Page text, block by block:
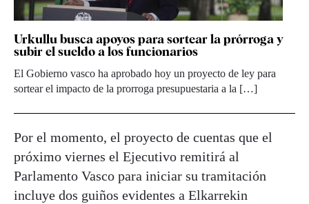
Urkullu busca apoyos para sortear la prórroga y
subir el sueldo a los funcionarios
El Gobierno vasco ha aprobado hoy un proyecto de ley para
sortear el impacto de la prorroga presupuestaria a la […]
Por el momento, el proyecto de cuentas que el
próximo viernes el Ejecutivo remitirá al
Parlamento Vasco para iniciar su tramitación
incluye dos guiños evidentes a Elkarrekin